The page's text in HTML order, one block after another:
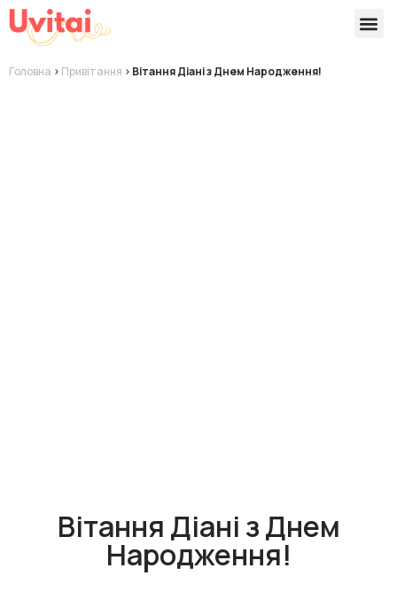
Головна > Привітання > Вітання Діані з Днем Народження!
Вітання Діані з Днем
Народження!